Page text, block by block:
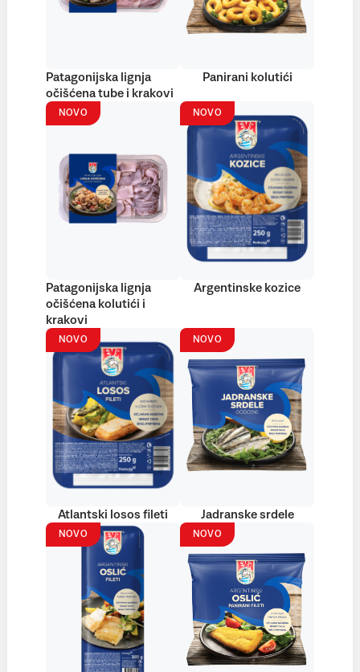
Patagonijska lignja
očišćena tube i krakovi
Panirani kolutići
NOVO
Patagonijska lignja
očišćena kolutići i
krakovi
NOVO
Argentinske kozice
NOVO
Atlantski losos fileti
NOVO
Jadranske srdele
NOVO NOVO